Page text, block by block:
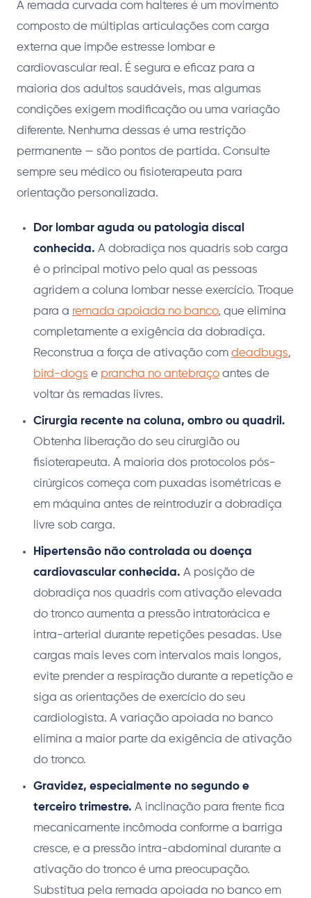
A remada curvada com halteres é um movimento
composto de múltiplas articulações com carga
externa que impõe estresse lombar e
cardiovascular real. É segura e eficaz para a
maioria dos adultos saudáveis, mas algumas
condições exigem modificação ou uma variação
diferente. Nenhuma dessas é uma restrição
permanente — são pontos de partida. Consulte
sempre seu médico ou fisioterapeuta para
orientação personalizada.
Dor lombar aguda ou patologia discal
conhecida. A dobradiça nos quadris sob carga
é o principal motivo pelo qual as pessoas
agridem a coluna lombar nesse exercício. Troque
para a remada apoiada no banco, que elimina
completamente a exigência da dobradiça.
Reconstrua a força de ativação com deadbugs,
bird-dogs e prancha no antebraço antes de
voltar às remadas livres.
Cirurgia recente na coluna, ombro ou quadril.
Obtenha liberação do seu cirurgião ou
fisioterapeuta. A maioria dos protocolos pós-
cirúrgicos começa com puxadas isométricas e
em máquina antes de reintroduzir a dobradiça
livre sob carga.
Hipertensão não controlada ou doença
cardiovascular conhecida. A posição de
dobradiça nos quadris com ativação elevada
do tronco aumenta a pressão intratorácica e
intra-arterial durante repetições pesadas. Use
cargas mais leves com intervalos mais longos,
evite prender a respiração durante a repetição e
siga as orientações de exercício do seu
cardiologista. A variação apoiada no banco
elimina a maior parte da exigência de ativação
do tronco.
Gravidez, especialmente no segundo e
terceiro trimestre. A inclinação para frente fica
mecanicamente incômoda conforme a barriga
cresce, e a pressão intra-abdominal durante a
ativação do tronco é uma preocupação.
Substitua pela remada apoiada no banco em